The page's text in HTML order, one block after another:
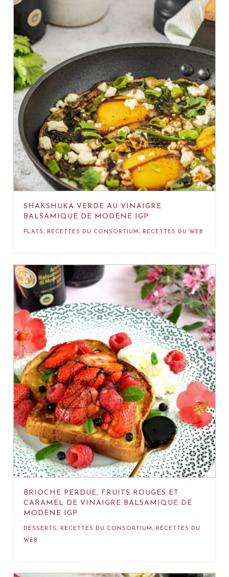
SHAKSHUKA VERDE AU VINAIGRE
BALSAMIQUE DE MODÈNE IGP
PLATS, RECETTES DU CONSORTIUM , RECETTES DU WEB
BRIOCHE PERDUE, FRUITS ROUGES ET
CARAMEL DE VINAIGRE BALSAMIQUE DE
MODÈNE IGP
DESSERTS, RECETTES DU CONSORTIUM , RECETTES DU
WEB